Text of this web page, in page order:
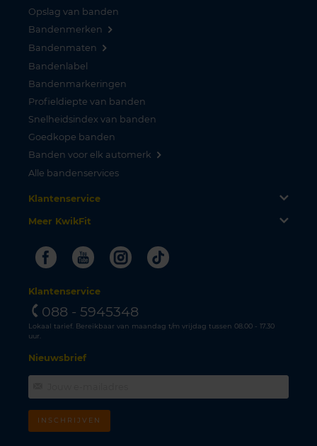
Opslag van banden
Bandenmerken
Bandenmaten
Bandenlabel
Bandenmarkeringen
Profieldiepte van banden
Snelheidsindex van banden
Goedkope banden
Banden voor elk automerk
Alle bandenservices
Klantenservice
Meer KwikFit
FacebookYoutubeInstagram
Tiktok
Klantenservice
088 - 5945348
Lokaal tarief. Bereikbaar van maandag t/m vrijdag tussen 08.00 - 17.30
uur.
Nieuwsbrief
INSCHRIJVEN